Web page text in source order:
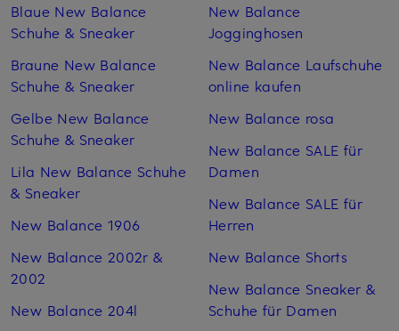
Blaue New Balance
Schuhe & Sneaker
Braune New Balance
Schuhe & Sneaker
Gelbe New Balance
Schuhe & Sneaker
Lila New Balance Schuhe
& Sneaker
New Balance 1906
New Balance 2002r &
2002
New Balance 204l
New Balance
Jogginghosen
New Balance Laufschuhe
online kaufen
New Balance rosa
New Balance SALE für
Damen
New Balance SALE für
Herren
New Balance Shorts
New Balance Sneaker &
Schuhe für Damen